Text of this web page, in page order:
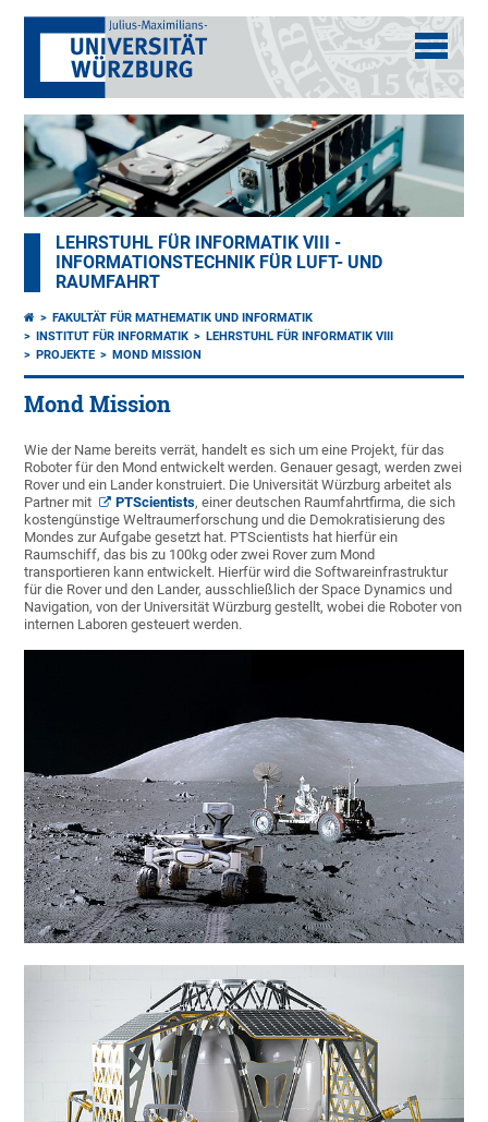
LEHRSTUHL FÜR INFORMATIK VIII -
INFORMATIONSTECHNIK FÜR LUFT- UND
RAUMFAHRT
FAKULTÄT FÜR MATHEMATIK UND INFORMATIK
INSTITUT FÜR INFORMATIK
LEHRSTUHL FÜR INFORMATIK VIII
PROJEKTE
MOND MISSION
Mond Mission
Wie der Name bereits verrät, handelt es sich um eine Projekt, für das
Roboter für den Mond entwickelt werden. Genauer gesagt, werden zwei
Rover und ein Lander konstruiert. Die Universität Würzburg arbeitet als
Partner mit
PTScientists, einer deutschen Raumfahrtfirma, die sich
kostengünstige Weltraumerforschung und die Demokratisierung des
Mondes zur Aufgabe gesetzt hat. PTScientists hat hierfür ein
Raumschiff, das bis zu 100kg oder zwei Rover zum Mond
transportieren kann entwickelt. Hierfür wird die Softwareinfrastruktur
für die Rover und den Lander, ausschließlich der Space Dynamics und
Navigation, von der Universität Würzburg gestellt, wobei die Roboter von
internen Laboren gesteuert werden.